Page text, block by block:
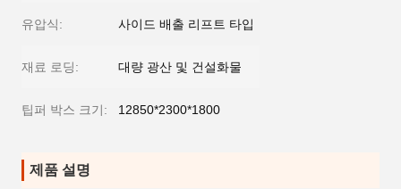
유압식: 사이드 배출 리프트 타입
재료 로딩: 대량 광산 및 건설화물
팁퍼 박스 크기: 12850*2300*1800
제품 설명